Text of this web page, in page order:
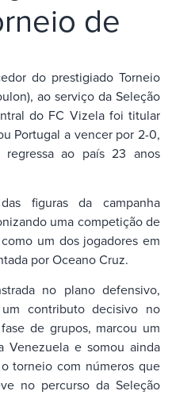
de
do prestigiado Torneio
ao serviço da Seleção
do FC Vizela foi titular
Portugal a vencer por 2-0,
ao país 23 anos
figuras da campanha
uma competição de
um dos jogadores em
por Oceano Cruz.
no plano defensivo,
contributo decisivo no
de grupos, marcou um
Venezuela e somou ainda
torneio com números que
no percurso da Seleção